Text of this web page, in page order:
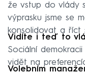
že vstup do vlády
výprasku jsme se
konsolidovat a říct
Vidíte i teď to
Sociální
vidět na
Volebním